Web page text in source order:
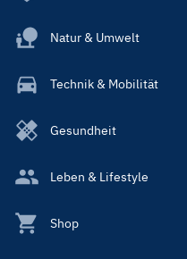
Natur & Umwelt
Technik & Mobilität
Gesundheit
Leben & Lifestyle
Shop